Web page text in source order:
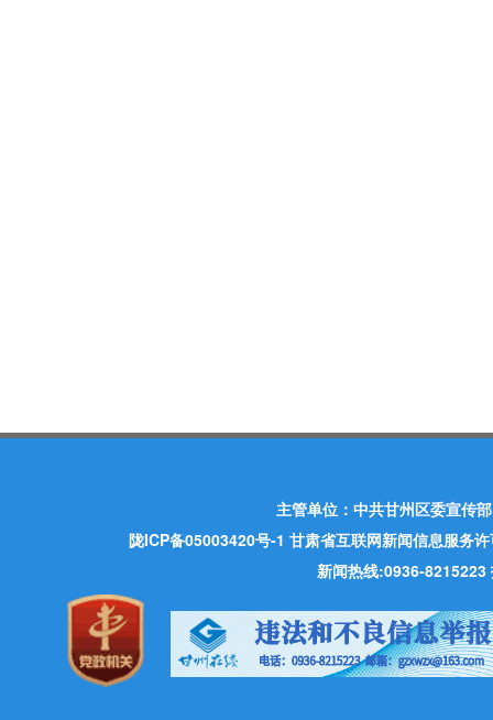
主管单位：中共甘州区委宣传
陇ICP备05003420号-1 甘肃省互联网新闻信息服务
新闻热线:0936-8215223